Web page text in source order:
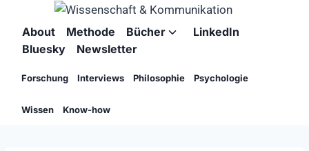
Inhalt
springen
About Methode Bücher
Untermenü
LinkedIn
Bluesky
Newsletter
Forschung Interviews Philosophie Psychologie
Wissen Know-how